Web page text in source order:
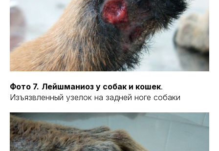
Фото 7. Лейшманиоз у собак и кошек.
Изъязвленный узелок на задней ноге собаки